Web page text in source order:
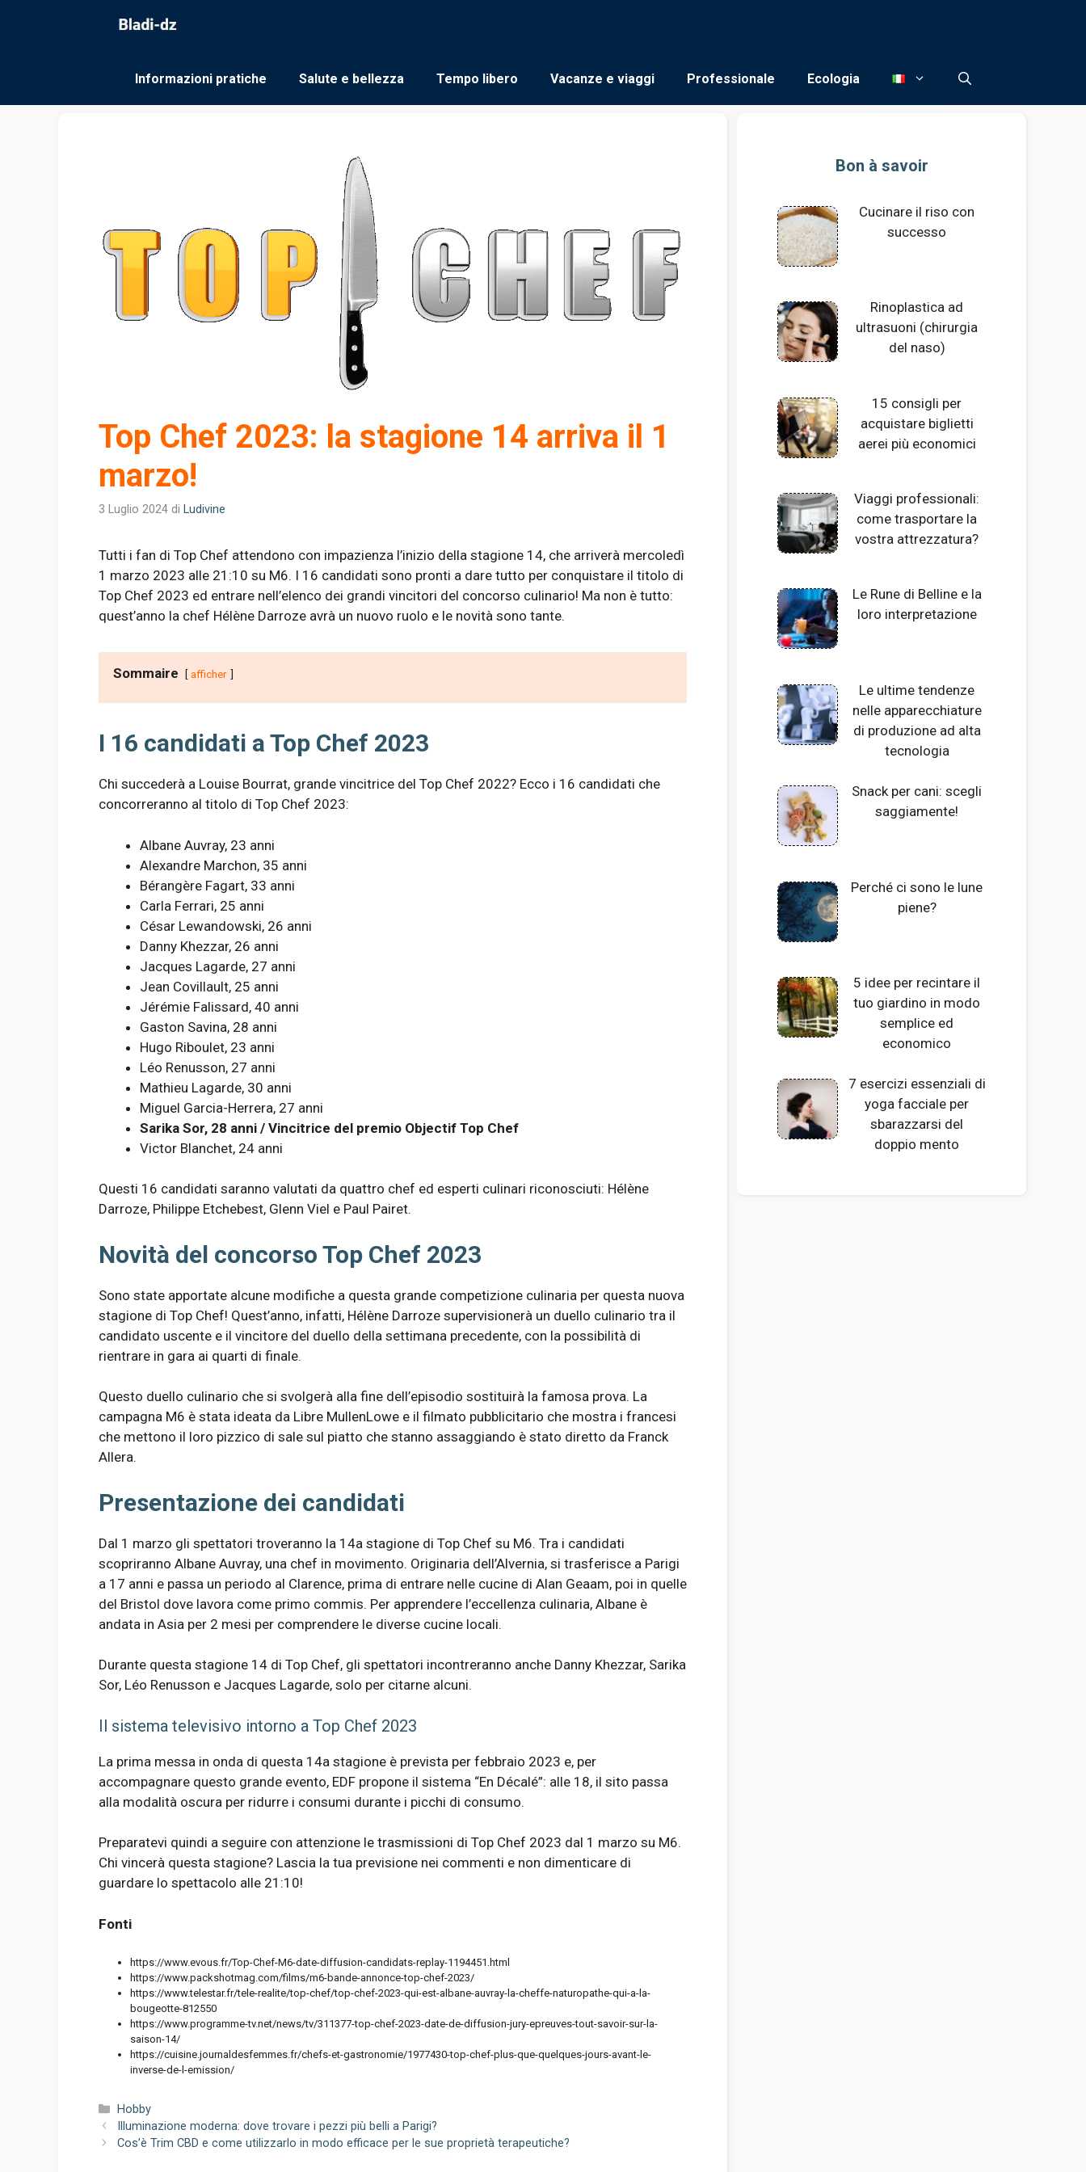
Informazioni pratiche Salute e bellezza Tempo libero Vacanze e viaggi Professionale Ecologia
Top Chef 2023: la stagione 14 arriva il 1
marzo!
3 Luglio 2024 di Ludivine
Tutti i fan di Top Chef attendono con impazienza l’inizio della stagione 14, che arriverà mercoledì
1 marzo 2023 alle 21:10 su M6. I 16 candidati sono pronti a dare tutto per conquistare il titolo di
Top Chef 2023 ed entrare nell’elenco dei grandi vincitori del concorso culinario! Ma non è tutto:
quest’anno la chef Hélène Darroze avrà un nuovo ruolo e le novità sono tante.
Sommaire afficher
I 16 candidati a Top Chef 2023
Chi succederà a Louise Bourrat, grande vincitrice del Top Chef 2022? Ecco i 16 candidati che
concorreranno al titolo di Top Chef 2023:
Albane Auvray, 23 anni
Alexandre Marchon, 35 anni
Bérangère Fagart, 33 anni
Carla Ferrari, 25 anni
César Lewandowski, 26 anni
Danny Khezzar, 26 anni
Jacques Lagarde, 27 anni
Jean Covillault, 25 anni
Jérémie Falissard, 40 anni
Gaston Savina, 28 anni
Hugo Riboulet, 23 anni
Léo Renusson, 27 anni
Mathieu Lagarde, 30 anni
Miguel Garcia-Herrera, 27 anni
Sarika Sor, 28 anni / Vincitrice del premio Objectif Top Chef
Victor Blanchet, 24 anni
Questi 16 candidati saranno valutati da quattro chef ed esperti culinari riconosciuti: Hélène
Darroze, Philippe Etchebest, Glenn Viel e Paul Pairet.
Novità del concorso Top Chef 2023
Sono state apportate alcune modifiche a questa grande competizione culinaria per questa nuova
stagione di Top Chef! Quest’anno, infatti, Hélène Darroze supervisionerà un duello culinario tra il
candidato uscente e il vincitore del duello della settimana precedente, con la possibilità di
rientrare in gara ai quarti di finale.
Questo duello culinario che si svolgerà alla fine dell’episodio sostituirà la famosa prova. La
campagna M6 è stata ideata da Libre MullenLowe e il filmato pubblicitario che mostra i francesi
che mettono il loro pizzico di sale sul piatto che stanno assaggiando è stato diretto da Franck
Allera.
Presentazione dei candidati
Dal 1 marzo gli spettatori troveranno la 14a stagione di Top Chef su M6. Tra i candidati
scopriranno Albane Auvray, una chef in movimento. Originaria dell’Alvernia, si trasferisce a Parigi
a 17 anni e passa un periodo al Clarence, prima di entrare nelle cucine di Alan Geaam, poi in quelle
del Bristol dove lavora come primo commis. Per apprendere l’eccellenza culinaria, Albane è
andata in Asia per 2 mesi per comprendere le diverse cucine locali.
Durante questa stagione 14 di Top Chef, gli spettatori incontreranno anche Danny Khezzar, Sarika
Sor, Léo Renusson e Jacques Lagarde, solo per citarne alcuni.
Il sistema televisivo intorno a Top Chef 2023
La prima messa in onda di questa 14a stagione è prevista per febbraio 2023 e, per
accompagnare questo grande evento, EDF propone il sistema “En Décalé”: alle 18, il sito passa
alla modalità oscura per ridurre i consumi durante i picchi di consumo.
Preparatevi quindi a seguire con attenzione le trasmissioni di Top Chef 2023 dal 1 marzo su M6.
Chi vincerà questa stagione? Lascia la tua previsione nei commenti e non dimenticare di
guardare lo spettacolo alle 21:10!
Fonti
https://www.evous.fr/Top-Chef-M6-date-diffusion-candidats-replay-1194451.html
https://www.packshotmag.com/films/m6-bande-annonce-top-chef-2023/
https://www.telestar.fr/tele-realite/top-chef/top-chef-2023-qui-est-albane-auvray-la-cheffe-naturopathe-qui-a-la-
bougeotte-812550
https://www.programme-tv.net/news/tv/311377-top-chef-2023-date-de-diffusion-jury-epreuves-tout-savoir-sur-la-
saison-14/
https://cuisine.journaldesfemmes.fr/chefs-et-gastronomie/1977430-top-chef-plus-que-quelques-jours-avant-le-
inverse-de-l-emission/
Categorie
Hobby
Illuminazione moderna: dove trovare i pezzi più belli a Parigi?
Cos’è Trim CBD e come utilizzarlo in modo efficace per le sue proprietà terapeutiche?
Bon à savoir
Cucinare il riso con
successo
Rinoplastica ad
ultrasuoni (chirurgia
del naso)
15 consigli per
acquistare biglietti
aerei più economici
Viaggi professionali:
come trasportare la
vostra attrezzatura?
Le Rune di Belline e la
loro interpretazione
Le ultime tendenze
nelle apparecchiature
di produzione ad alta
tecnologia
Snack per cani: scegli
saggiamente!
Perché ci sono le lune
piene?
5 idee per recintare il
tuo giardino in modo
semplice ed
economico
7 esercizi essenziali di
yoga facciale per
sbarazzarsi del
doppio mento